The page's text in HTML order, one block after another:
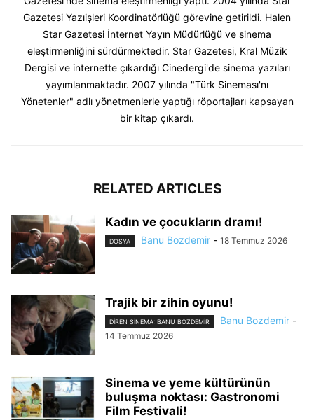
Gazetesi Yazıişleri Koordinatörlüğü görevine getirildi. Halen
Star Gazetesi İnternet Yayın Müdürlüğü ve sinema
eleştirmenliğini sürdürmektedir. Star Gazetesi, Kral Müzik
Dergisi ve internette çıkardığı Cinedergi'de sinema yazıları
yayımlanmaktadır. 2007 yılında "Türk Sineması'nı
Yönetenler" adlı yönetmenlerle yaptığı röportajları kapsayan
bir kitap çıkardı.
RELATED ARTICLES
Kadın ve çocukların dramı!
DOSYA Banu Bozdemir - 18 Temmuz 2026
Trajik bir zihin oyunu!
DIREN SINEMA: BANU BOZDEMIR Banu Bozdemir -
14 Temmuz 2026
Sinema ve yeme kültürünün
buluşma noktası: Gastronomi
Film Festivali!